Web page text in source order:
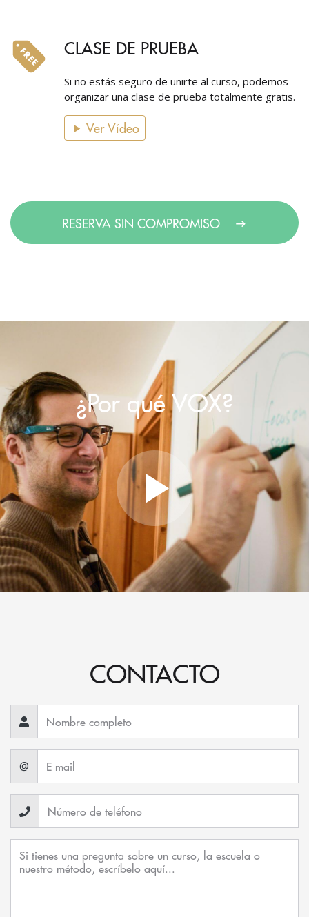
CLASE DE PRUEBA
Si no estás seguro de unirte al curso, podemos
organizar una clase de prueba totalmente gratis.
Ver Vídeo
RESERVA SIN COMPROMISO
¿Por qué VOX?
CONTACTO
@